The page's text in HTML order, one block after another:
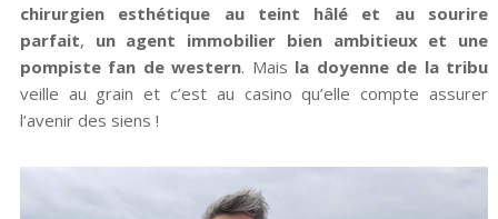
chirurgien esthétique au teint hâlé et au sourire
parfait, un agent immobilier bien ambitieux et une
pompiste fan de western. Mais la doyenne de la tribu
veille au grain et c’est au casino qu’elle compte assurer
l’avenir des siens !